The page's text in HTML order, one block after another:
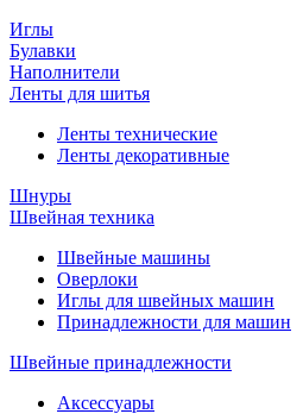
Иглы
Булавки
Наполнители
Ленты для шитья
Ленты технические
Ленты декоративные
Шнуры
Швейная техника
Швейные машины
Оверлоки
Иглы для швейных машин
Принадлежности для машин
Швейные принадлежности
Аксессуары